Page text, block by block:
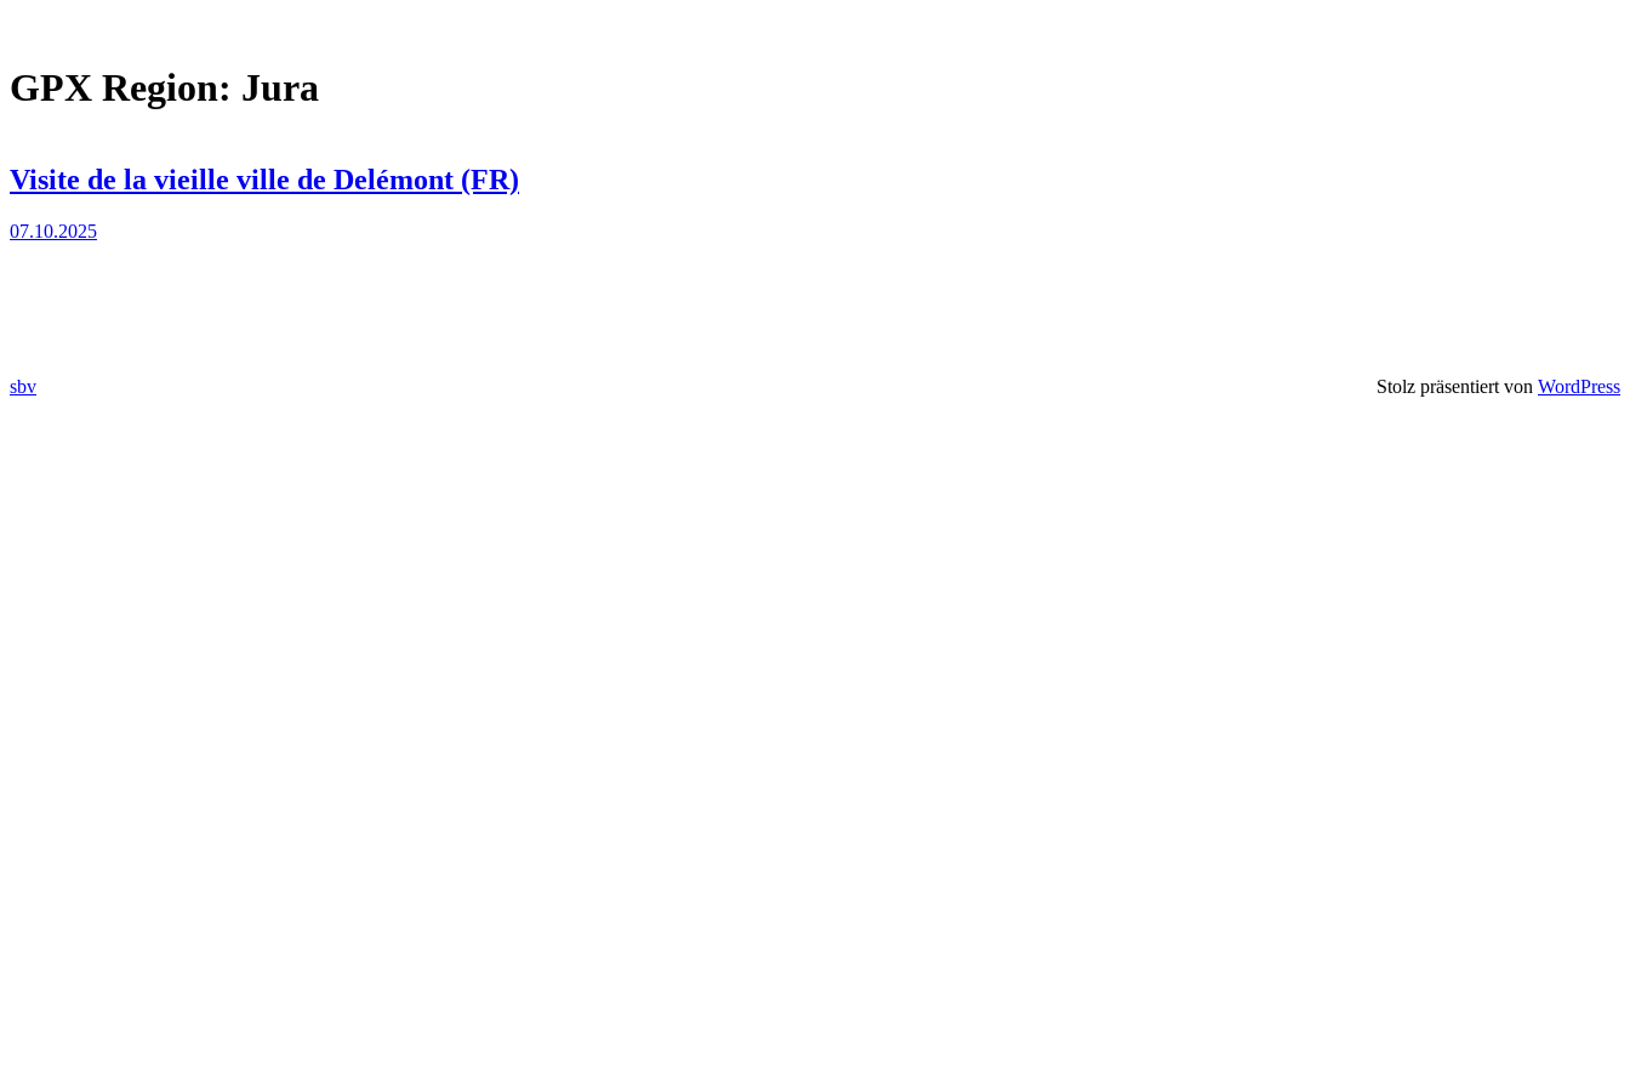
Direkt
zum
GPX Region: Jura
Visite de la vieille ville de Delémont (FR)
07.10.2025
sbv Stolz präsentiert von WordPress